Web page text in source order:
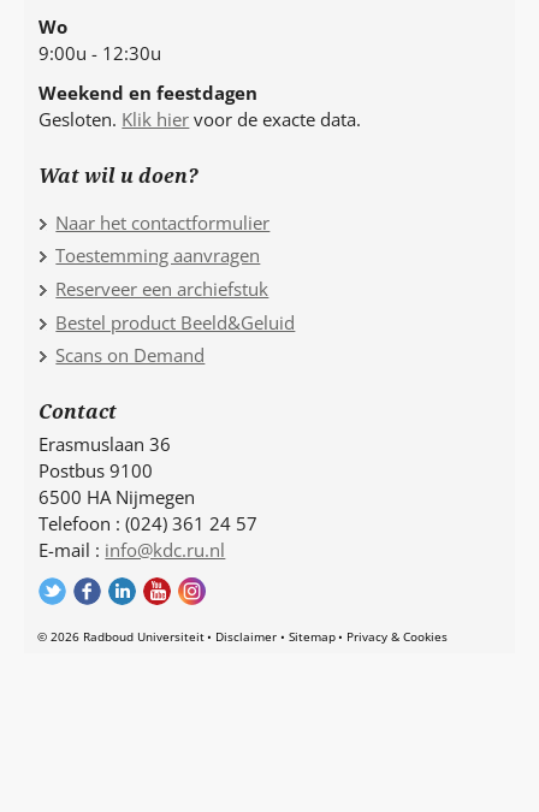
Wo
9:00u - 12:30u
Weekend en feestdagen
Gesloten. Klik hier voor de exacte data.
Wat wil u doen?
Naar het contactformulier
Toestemming aanvragen
Reserveer een archiefstuk
Bestel product Beeld&Geluid
Scans on Demand
Contact
Erasmuslaan 36
Postbus 9100
6500 HA Nijmegen
Telefoon : (024) 361 24 57
E-mail : info@kdc.ru.nl
© 2026 Radboud Universiteit Disclaimer Sitemap Privacy & Cookies